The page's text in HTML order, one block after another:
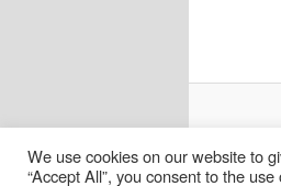
We use cookies on our website to
“Accept All”, you consent to the